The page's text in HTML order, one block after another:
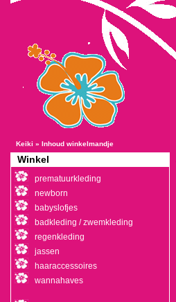
Keiki » Inhoud winkelmandje
Winkel
prematuurkleding
newborn
babyslofjes
badkleding / zwemkleding
regenkleding
jassen
haaraccessoires
wannahaves